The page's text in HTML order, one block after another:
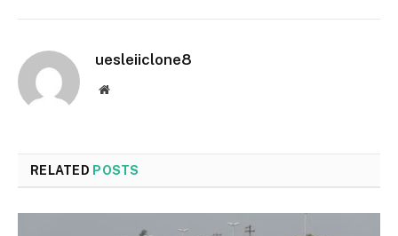
uesleiiclone8
Website
RELATED POSTS